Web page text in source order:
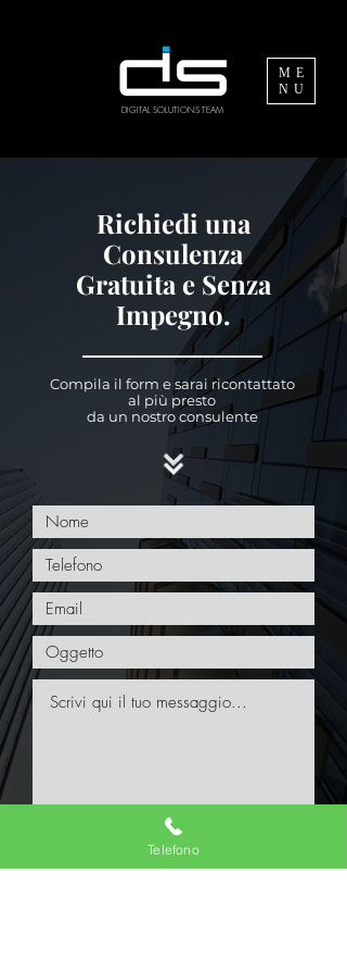
ME
NU
DIGITAL SOLUTIONS TEAM
Richiedi una
Consulenza
Gratuita e Senza
Impegno.
Compila il form e sarai ricontattato
al più presto
da un nostro consulente
Acconsento alla normativa sulla privacy. Per maggiori
informazioni su quali dati personali raccogliamo,
perché ne abbiamo bisogno, cosa ne facciamo,
consulta questa Informativa sulla Privacy. Visualizza
Telefono